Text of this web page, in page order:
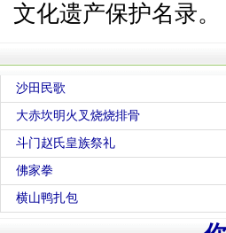
文化遗产保护名录。
沙田民歌
大赤坎明火叉烧烧排骨
斗门赵氏皇族祭礼
佛家拳
横山鸭扎包